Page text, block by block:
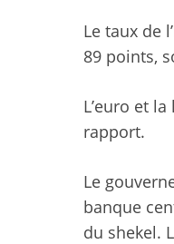
Le taux de
89 points,
L’euro et
rapport.
Le
banque
du shekel.